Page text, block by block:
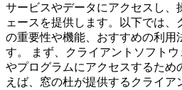
サービスやデータにアクセスし、
ェースを提供します。以下では、
の重要性や機能、おすすめの利用
す。 まず、クライアントソフト
やプログラムにアクセスするため
えば、窓の杜が提供するクライア